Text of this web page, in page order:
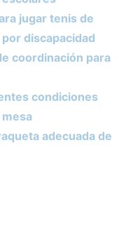
jugar tenis de
discapacidad
coordinación para
condiciones
adecuada de